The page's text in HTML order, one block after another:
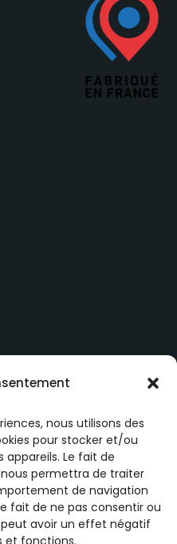
nous utilisons des
pour stocker et/ou
Le fait de
permettra de traiter
de navigation
fait de ne pas consentir ou
avoir un effet négatif
et fonctions.